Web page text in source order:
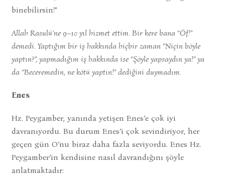
binebilirsin!”
Allah Rasulü’ne 9–10 yıl hizmet ettim. Bir kere bana “Öf!”
demedi. Yaptığım bir iş hakkında hiçbir zaman “Niçin böyle
yaptın?”, yapmadığım iş hakkında ise “Şöyle yapsaydın ya!” ya
da “Beceremedin, ne kötü yaptın!” dediğini duymadım.
Enes
Hz. Peygamber, yanında yetişen Enes’e çok iyi
davranıyordu. Bu durum Enes’i çok sevindiriyor, her
geçen gün O’nu biraz daha fazla seviyordu. Enes Hz.
Peygamber’in kendisine nasıl davrandığını şöyle
anlatmaktadır: